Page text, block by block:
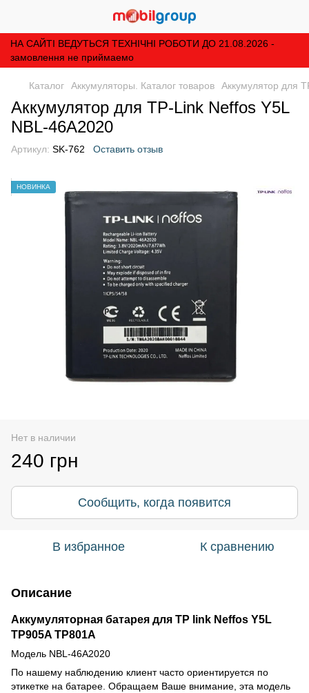
НА САЙТІ ВЕДУТЬСЯ ТЕХНІЧНІ РОБОТИ ДО 21.08.2026 -
замовлення не приймаемо
Каталог Аккумуляторы. Каталог товаров Аккумулятор для
Аккумулятор для TP-Link Neffos Y5L
NBL-46A2020
Артикул: SK-762 Оставить отзыв
НОВИНКА
Нет в наличии
240 грн
Сообщить, когда появится
В избранное К сравнению
Описание
Аккумуляторная батарея для TP link Neffos Y5L
TP905A TP801A
Модель NBL-46A2020
По нашему наблюдению клиент часто ориентируется по
этикетке на батарее. Обращаем Ваше внимание, эта модель